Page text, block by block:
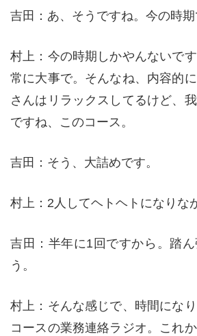
吉田：あ、そうですね。今の時期
村上：今の時期しかやんないで
常に大事で。そんなね、内容的
さんはリラックスしてるけど、
ですね、このコース。
吉田：そう、大詰めです。
村上：2人してヘトヘトになりな
吉田：半年に1回ですから。踏
う。
村上：そんな感じで、時間にな
コースの業務連絡ラジオ。これ